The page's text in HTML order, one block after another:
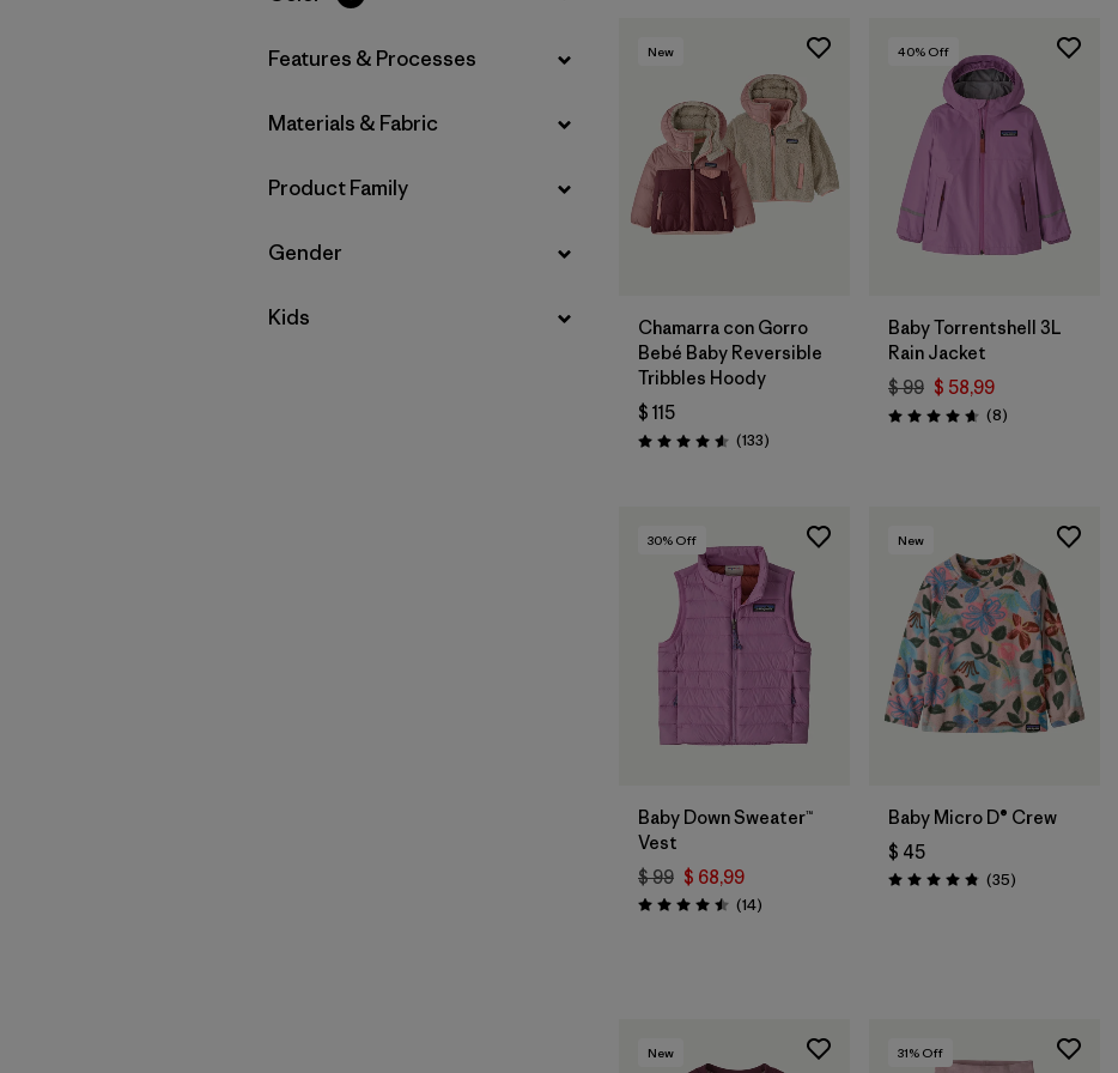
Filtrar por
Features & Processes
Filtrar por
Materials & Fabric
Filtrar por
Product Family
Filtrar por
Gender
Filtrar por
Kids
New
Chamarra con Gorro
Bebé Baby Reversible
Tribbles Hoody
$ 115
Valoración: 4.6 / 5
(133Comentarios
)
40% Off
Baby Torrentshell 3L
Rain Jacket
$ 99 $ 58,99
Valoración: 4.6 / 5
(8Comentarios
)
30% Off
Baby Down Sweater™
Vest
$ 99 $ 68,99
Valoración: 4.5 / 5
(14Comentarios
)
New
Baby Micro D® Crew
$ 45
Valoración: 4.9 / 5
(35Comentarios
)
New 31% Off